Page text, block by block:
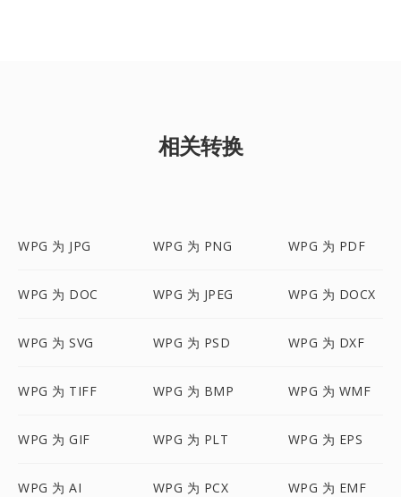
相关转换
WPG 为 JPG WPG 为 PNG WPG 为 PDF
WPG 为 DOC WPG 为 JPEG WPG 为 DOCX
WPG 为 SVG WPG 为 PSD WPG 为 DXF
WPG 为 TIFF WPG 为 BMP WPG 为 WMF
WPG 为 GIF WPG 为 PLT WPG 为 EPS
WPG 为 AI WPG 为 PCX WPG 为 EMF